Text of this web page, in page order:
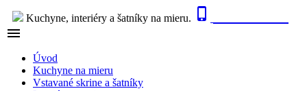
Kuchyne, interiéry a šatníky na mieru. 

Úvod
Kuchyne na mieru
Vstavané skrine a šatníky